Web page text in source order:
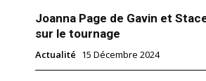
Joanna Page de Gavin et
sur le tournage
Actualité 15 Décembre 2024